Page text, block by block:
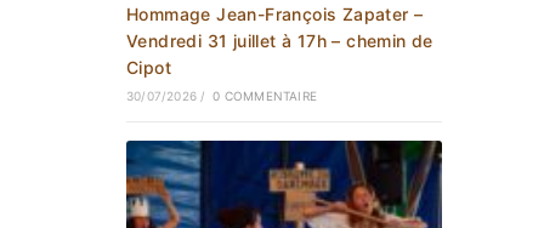
Hommage Jean-François Zapater –
Vendredi 31 juillet à 17h – chemin de
Cipot
30/07/2026 / 0 COMMENTAIRE